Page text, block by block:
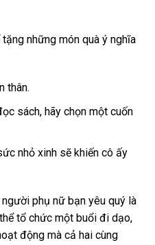
những món quà ý nghĩa
thân.
sách, hãy chọn một cuốn
nhỏ xinh sẽ khiến cô ấy
phụ nữ bạn yêu quý là
tổ chức một buổi đi dạo,
động mà cả hai cùng